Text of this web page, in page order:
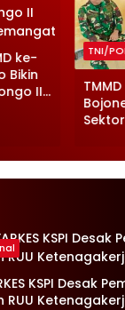
ke-
Bikin
II
TNI/
KSPI Desak
RUU